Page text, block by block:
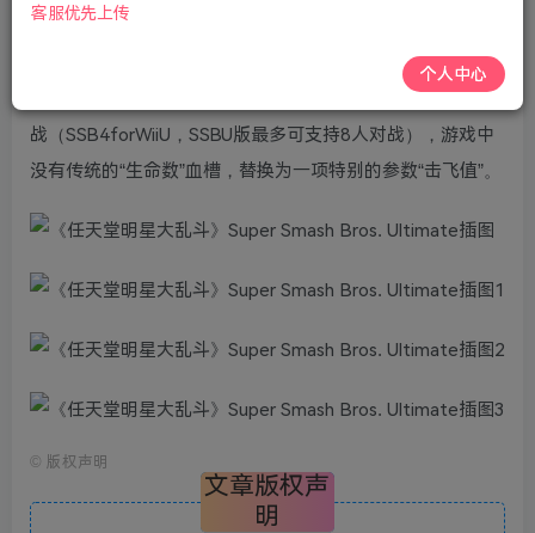
《任天堂明星大乱斗》是由HAL研究所、任天堂联合开发的
横版动作游戏系列，于1999年1月21日发行。本作为爽快、
夸张到极限的多人派对风格，游戏最多支持四人同时组队对
战（SSB4forWiiU，SSBU版最多可支持8人对战），游戏中
没有传统的“生命数”血槽，替换为一项特别的参数“击飞值”。
© 版权声明
文章版权声
明
客服优先上传
个人中心